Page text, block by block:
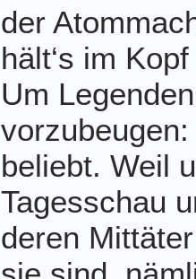
der
hält‘s im
Um
beliebt. Weil
Tagesschau
deren